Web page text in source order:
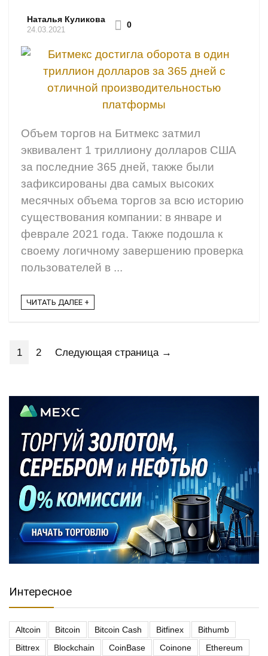
Наталья Куликова
24.03.2021
0
Объем торгов на Битмекс затмил
эквивалент 1 триллиону долларов США
за последние 365 дней, также были
зафиксированы два самых высоких
месячных объема торгов за всю историю
существования компании: в январе и
феврале 2021 года. Также подошла к
своему логичному завершению проверка
пользователей в ...
ЧИТАТЬ ДАЛЕЕ +
1 2 Следующая страница →
Интересное
Altcoin Bitcoin Bitcoin Cash Bitfinex
Bithumb
Bittrex
Blockchain CoinBase Coinone
Ethereum